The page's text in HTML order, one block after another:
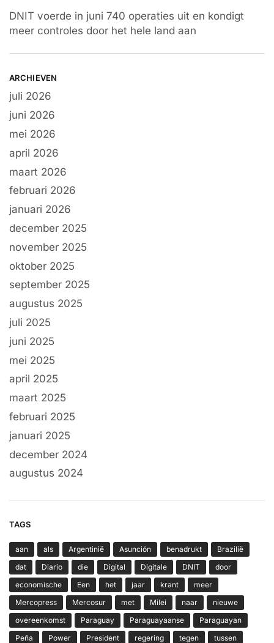
DNIT voerde in juni 740 operaties uit en kondigt
meer controles door het hele land aan
ARCHIEVEN
juli 2026
juni 2026
mei 2026
april 2026
maart 2026
februari 2026
januari 2026
december 2025
november 2025
oktober 2025
september 2025
augustus 2025
juli 2025
juni 2025
mei 2025
april 2025
maart 2025
februari 2025
januari 2025
december 2024
augustus 2024
TAGS
aan als Argentinië Asunción benadrukt
Brazilië
dat
Diario die Digital Digitale DNIT
door
economische
Een het jaar krant
meer
Mercopress
Mercosur met Milei naar
nieuwe
overeenkomst
Paraguay Paraguayaanse
Paraguayan
Peña
Power President regering tegen
tussen